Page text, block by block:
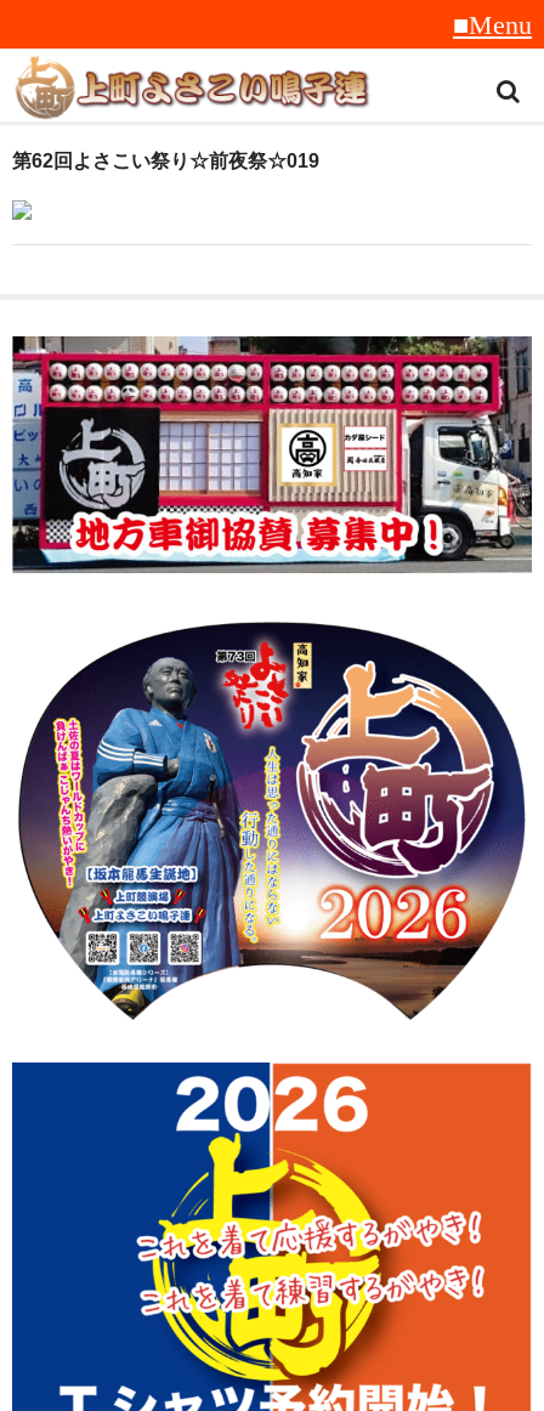
トップ
スタッフ紹介
音楽
衣装
地方車
グッズ
上町Tシャツ
振付
その他
壁紙
お問合せ
スタッフブログ
第62回よさこい祭り☆前夜祭☆019